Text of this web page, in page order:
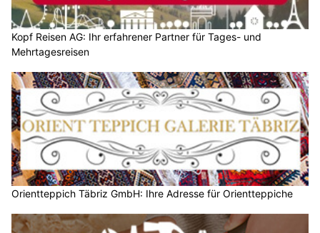
Kopf Reisen AG: Ihr erfahrener Partner für Tages- und
Mehrtagesreisen
Orientteppich Täbriz GmbH: Ihre Adresse für Orientteppiche